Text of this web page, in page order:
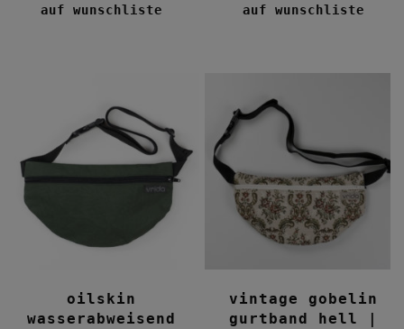
auf wunschliste auf wunschliste
oilskin
wasserabweisend
vintage gobelin
gurtband hell |